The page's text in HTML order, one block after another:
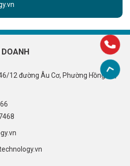
12 đường Âu Cơ, Phường Hồng Hà,